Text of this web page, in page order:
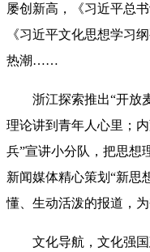
屡创新高，《习近平总
《习近平文化思想学习
热潮……
浙江探索推出“开放麦
理论讲到青年人心里；
兵”宣讲小分队，把思想
新闻媒体精心策划“新思
懂、生动活泼的报道，
文化导航，文化强国